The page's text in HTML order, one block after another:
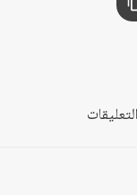
التعليقات